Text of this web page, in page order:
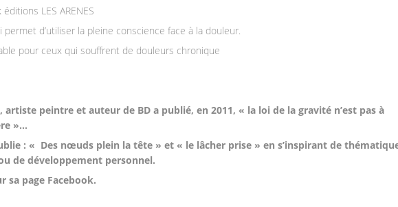
LES ARENES
permet d’utiliser la pleine conscience face à la douleur.
pour ceux qui souffrent de douleurs chronique
, artiste peintre et auteur de BD a publié, en 2011, « la loi de la gravité n’est pas à
»…
: « Des nœuds plein la tête » et « le lâcher prise » en s’inspirant de
de développement personnel.
sa page Facebook.